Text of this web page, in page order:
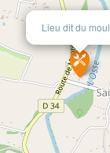
Lieu dit du